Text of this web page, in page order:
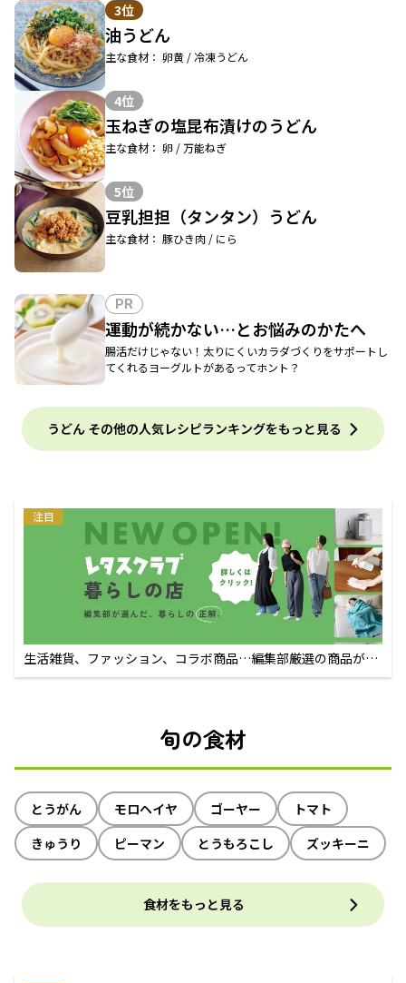
3位
油うどん
主な食材： 卵黄 / 冷凍うどん
4位
玉ねぎの塩昆布漬けのうどん
主な食材： 卵 / 万能ねぎ
5位
豆乳担担（タンタン）うどん
主な食材： 豚ひき肉 / にら
PR
運動が続かない…とお悩みのかたへ
腸活だけじゃない！太りにくいカラダづくりをサポートし
てくれるヨーグルトがあるってホント？
うどん その他の人気レシピランキングをもっと見る
注目
生活雑貨、ファッション、コラボ商品…編集部厳選の商品が買
えるECサイト
旬の食材
とうがん モロヘイヤ ゴーヤー
トマト
きゅうり
ピーマン とうもろこし ズッキーニ
食材をもっと見る